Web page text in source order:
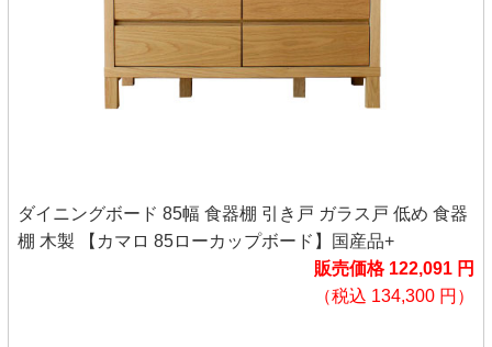
ダイニングボード 85幅 食器棚 引き戸 ガラス戸 低め 食器
棚 木製 【カマロ 85ローカップボード】国産品+
販売価格 122,091 円
（税込 134,300 円）